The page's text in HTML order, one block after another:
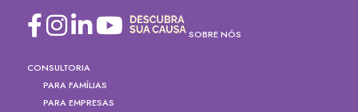
SOBRE NÓS
CONSULTORIA
PARA FAMÍLIAS
PARA EMPRESAS